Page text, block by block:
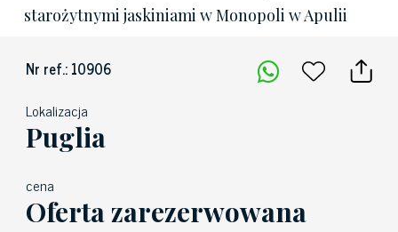
starożytnymi jaskiniami w Monopoli w Apulii
Nr ref.: 10906
Lokalizacja
Puglia
cena
Oferta zarezerwowana